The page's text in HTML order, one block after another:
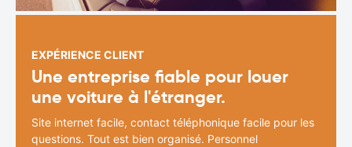
EXPÉRIENCE CLIENT
Une entreprise fiable pour louer
une voiture à l'étranger.
Site internet facile, contact téléphonique facile pour les
questions. Tout est bien organisé. Personnel